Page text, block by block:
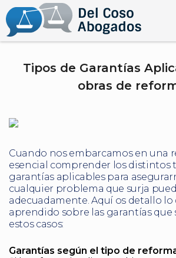
Tipos de Garantías
obras de
Cuando nos embarcamos en una
esencial comprender los distintos
garantías aplicables para
cualquier problema que surja
adecuadamente. Aquí os detallo lo
aprendido sobre las garantías que
estos casos:
Garantías según el tipo de